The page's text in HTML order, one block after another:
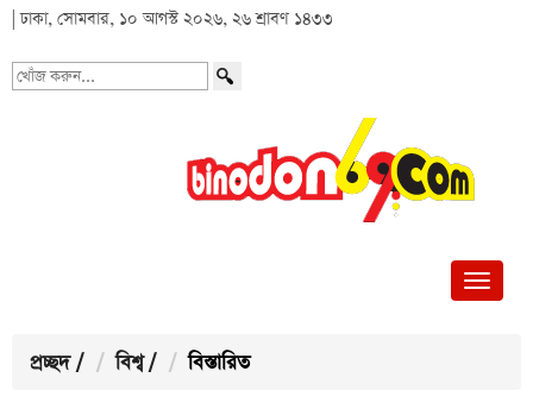
| ঢাকা, সোমবার, ১০ আগস্ট ২০২৬, ২৬ শ্রাবণ ১৪৩৩
খোঁজ
প্রচ্ছদ / বিশ্ব / বিস্তারিত